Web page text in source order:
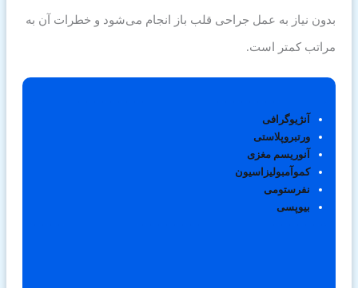
بدون نیاز به عمل جراحی قلب باز انجام می‌شود و خطرات آن به
مراتب کمتر است.
آنژیوگرافی
ورتبروپلاستی
آنوریسم مغزی
کموآمبولیزاسیون
نفرستومی
بیوپسی